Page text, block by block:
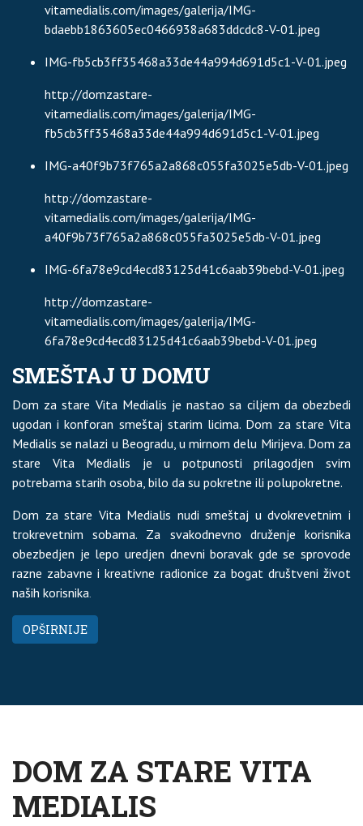
vitamedialis.com/images/galerija/IMG-
bdaebb1863605ec0466938a683ddcdc8-V-01.jpeg
IMG-fb5cb3ff35468a33de44a994d691d5c1-V-01.jpeg
http://domzastare-
vitamedialis.com/images/galerija/IMG-
fb5cb3ff35468a33de44a994d691d5c1-V-01.jpeg
IMG-a40f9b73f765a2a868c055fa3025e5db-V-01.jpeg
http://domzastare-
vitamedialis.com/images/galerija/IMG-
a40f9b73f765a2a868c055fa3025e5db-V-01.jpeg
IMG-6fa78e9cd4ecd83125d41c6aab39bebd-V-01.jpeg
http://domzastare-
vitamedialis.com/images/galerija/IMG-
6fa78e9cd4ecd83125d41c6aab39bebd-V-01.jpeg
SMEŠTAJ U DOMU
Dom za stare Vita Medialis je nastao sa ciljem da obezbedi
ugodan i konforan smeštaj starim licima. Dom za stare Vita
Medialis se nalazi u Beogradu, u mirnom delu Mirijeva. Dom za
stare Vita Medialis je u potpunosti prilagodjen svim
potrebama starih osoba, bilo da su pokretne ili polupokretne.
Dom za stare Vita Medialis nudi smeštaj u dvokrevetnim i
trokrevetnim sobama. Za svakodnevno druženje korisnika
obezbedjen je lepo uredjen dnevni boravak gde se sprovode
razne zabavne i kreativne radionice za bogat društveni život
naših korisnika
OPŠIRNIJE
DOM ZA STARE VITA
MEDIALIS